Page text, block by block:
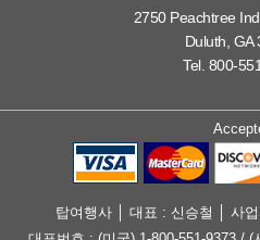
2750 Peachtree
Duluth, GA
Tel. 800-
탑여행사 │ 대표 : 신승철 │ 사